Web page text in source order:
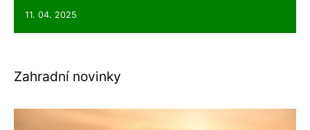
11. 04. 2025
Zahradní novinky